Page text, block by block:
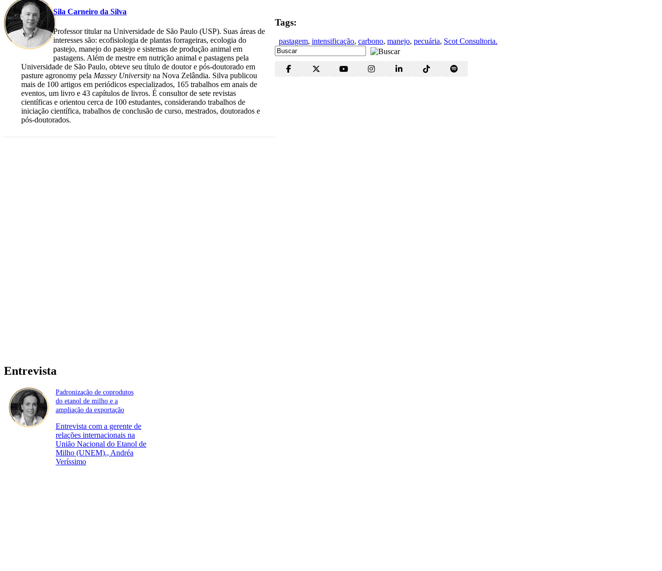
Sila Carneiro da Silva
Professor titular na Universidade de São Paulo (USP). Suas áreas de
interesses são: ecofisiologia de plantas forrageiras, ecologia do
pastejo, manejo do pastejo e sistemas de produção animal em
pastagens. Além de mestre em nutrição animal e pastagens pela
Universidade de São Paulo, obteve seu título de doutor e pós-doutorado em
pasture agronomy pela Massey University na Nova Zelândia. Silva publicou
mais de 100 artigos em periódicos especializados, 165 trabalhos em anais de
eventos, um livro e 43 capítulos de livros. É consultor de sete revistas
científicas e orientou cerca de 100 estudantes, considerando trabalhos de
iniciação científica, trabalhos de conclusão de curso, mestrados, doutorados e
pós-doutorados.
Tags:
pastagem, intensificação, carbono, manejo, pecuária, Scot Consultoria.
Entrevista
Padronização de coprodutos
do etanol de milho e a
ampliação da exportação
Entrevista com a gerente de
relações internacionais na
União Nacional do Etanol de
Milho (UNEM)., Andréa
Veríssimo